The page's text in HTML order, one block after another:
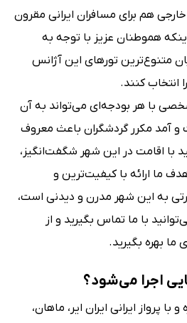
هم برای مسافران ایرانی مقرون
هموطنان عزیز با توجه به
متنوع‌ترین تورهای این آژانس
انتخاب کنند.
با هر بودجه‌ای می‌تواند به آن
و آمد مکرر گردشگران باعث معروف
اقامت در این شهر شگفت‌انگیز،
ما ارائه با کیفیت‌ترین و
به این شهر مدرن و دیدنی است،
با ما تماس بگیرید و از
ما بهره بگیرید.
اجرا می‌شود؟
با پرواز ایرانی ایران ایر، ماهان،